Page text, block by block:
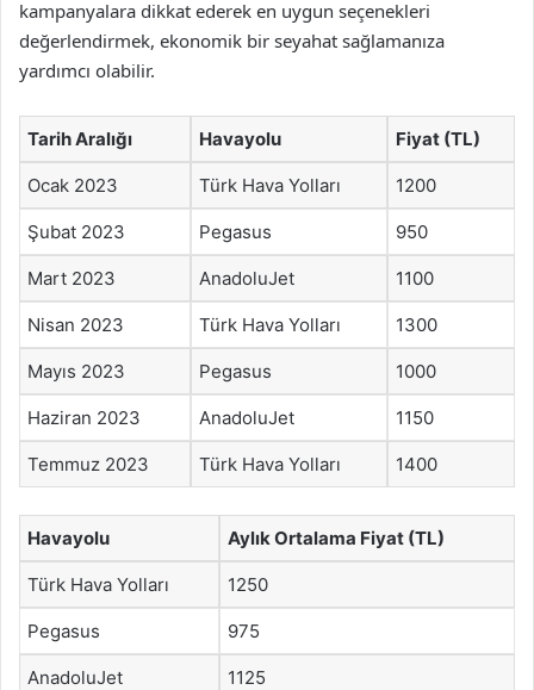
kampanyalara dikkat ederek en uygun seçenekleri
değerlendirmek, ekonomik bir seyahat sağlamanıza
yardımcı olabilir.
Tarih Aralığı Havayolu Fiyat (TL)
Ocak 2023 Türk Hava Yolları 1200
Şubat 2023 Pegasus 950
Mart 2023 AnadoluJet 1100
Nisan 2023 Türk Hava Yolları 1300
Mayıs 2023 Pegasus 1000
Haziran 2023 AnadoluJet 1150
Temmuz 2023 Türk Hava Yolları 1400
Havayolu Aylık Ortalama Fiyat (TL)
Türk Hava Yolları 1250
Pegasus 975
AnadoluJet 1125